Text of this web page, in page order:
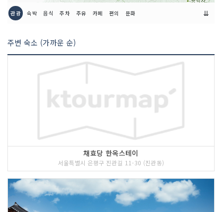
관광 숙박 음식 주차 주유 카페 편의 문화 ⇊
주변 숙소 (가까운 순)
채효당 한옥스테이
서울특별시 은평구 진관길 11-30 (진관동)